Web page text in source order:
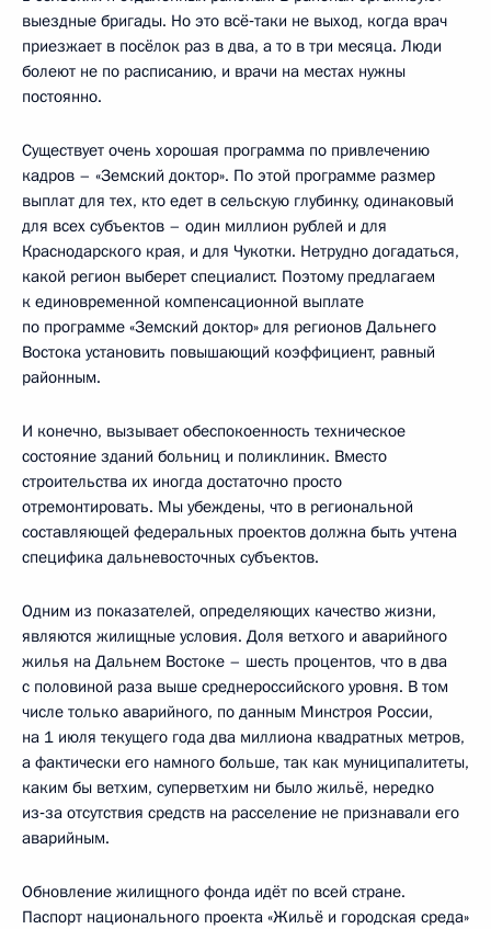
выездные бригады. Но это всё‑таки не выход, когда врач
приезжает в посёлок раз в два, а то в три месяца. Люди
болеют не по расписанию, и врачи на местах нужны
постоянно.
Существует очень хорошая программа по привлечению
кадров – «Земский доктор». По этой программе размер
выплат для тех, кто едет в сельскую глубинку, одинаковый
для всех субъектов – один миллион рублей и для
Краснодарского края, и для Чукотки. Нетрудно догадаться,
какой регион выберет специалист. Поэтому предлагаем
к единовременной компенсационной выплате
по программе «Земский доктор» для регионов Дальнего
Востока установить повышающий коэффициент, равный
районным.
И конечно, вызывает обеспокоенность техническое
состояние зданий больниц и поликлиник. Вместо
строительства их иногда достаточно просто
отремонтировать. Мы убеждены, что в региональной
составляющей федеральных проектов должна быть учтена
специфика дальневосточных субъектов.
Одним из показателей, определяющих качество жизни,
являются жилищные условия. Доля ветхого и аварийного
жилья на Дальнем Востоке – шесть процентов, что в два
с половиной раза выше среднероссийского уровня. В том
числе только аварийного, по данным Минстроя России,
на 1 июля текущего года два миллиона квадратных метров,
а фактически его намного больше, так как муниципалитеты,
каким бы ветхим, суперветхим ни было жильё, нередко
из‑за отсутствия средств на расселение не признавали его
аварийным.
Обновление жилищного фонда идёт по всей стране.
Паспорт национального проекта «Жильё и городская среда»